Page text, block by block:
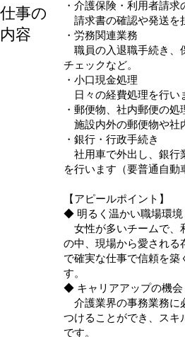
仕事の
内容
・介護保険・利用者請求
請求書の確認や発送を
・労務関連業務
職員の入退職手続き、
チェックなど。
・小口現金処理
日々の経費処理を行い
・郵便物、社内郵便の処
施設内外の郵便物や社
・銀行・行政手続き
社用車で外出し、銀行
を行います（要普通自動
【アピールポイント】
◆ 明るく温かい職場環境
女性が多いチームで、
の中、現場から愛される
で確実な仕事で信頼を築
す。
◆ キャリアアップの機会
介護業界の事務業務に
つけることができ、スキ
です。